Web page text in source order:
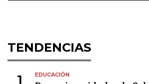
TENDENCIAS
1 EDUCACIÓN